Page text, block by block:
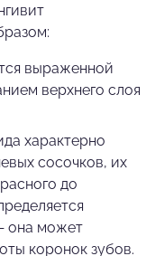
выраженной
верхнего слоя
характерно
сосочков, их
до
она может
коронок зубов.